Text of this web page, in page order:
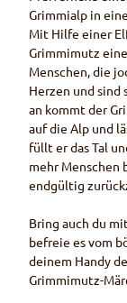
Grimmialp in
Mit Hilfe einer
Grimmimutz
Menschen, die
Herzen und sind
an kommt der
auf die Alp und
füllt er das Tal
mehr Menschen
endgültig
Bring auch du
befreie es vom
deinem Handy
Grimmimutz-